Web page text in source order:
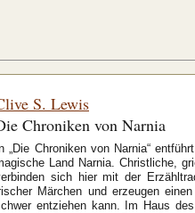
S. Lewis
Chroniken von Narnia
„Die Chroniken von Narnia“
Land Narnia. Christliche,
sich hier mit der
Märchen und erzeugen
entziehen kann. Im Haus